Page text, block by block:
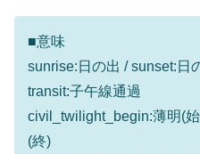
■意味
sunrise:日の出 / sunset:日
transit:子午線通過
civil_twilight_begin:薄明(
(終)